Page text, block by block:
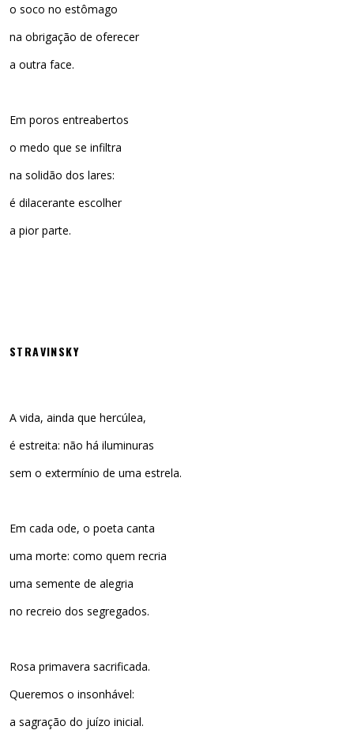
o soco no estômago
na obrigação de oferecer
a outra face.
Em poros entreabertos
o medo que se infiltra
na solidão dos lares:
é dilacerante escolher
a pior parte.
STRAVINSKY
A vida, ainda que hercúlea,
é estreita: não há iluminuras
sem o extermínio de uma estrela.
Em cada ode, o poeta canta
uma morte: como quem recria
uma semente de alegria
no recreio dos segregados.
Rosa primavera sacrificada.
Queremos o insonhável:
a sagração do juízo inicial.